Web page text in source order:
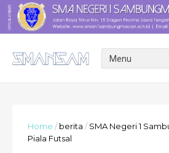
Home / berita / SMA Negeri 1
Piala Futsal